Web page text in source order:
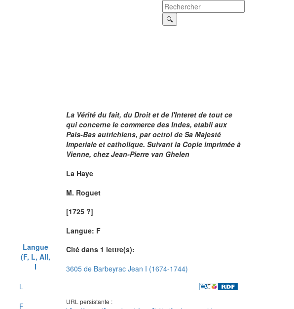
Langue
(F, L, All,
I
L
F
La Vérité du fait, du Droit et de l'Interet de tout ce
qui concerne le commerce des Indes, etabli aux
Pais-Bas autrichiens, par octroi de Sa Majesté
Imperiale et catholique. Suivant la Copie imprimée à
Vienne, chez Jean-Pierre van Ghelen
La Haye
M. Roguet
[1725 ?]
Langue: F
Cité dans 1 lettre(s):
3605 de Barbeyrac Jean I (1674-1744)
URL persistante :